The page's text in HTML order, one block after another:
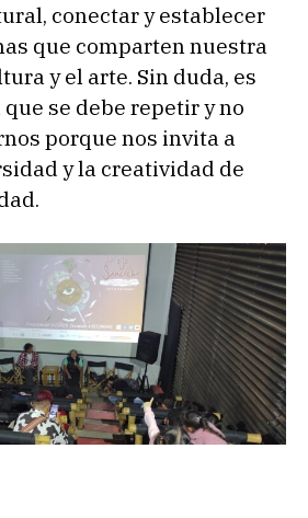
conectar y establecer
que comparten nuestra
y el arte. Sin duda, es
se debe repetir y no
porque nos invita a
y la creatividad de